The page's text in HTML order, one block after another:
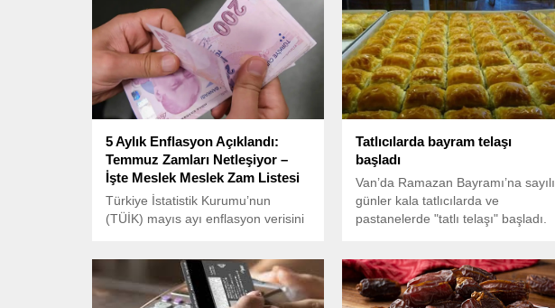
5 Aylık Enflasyon Açıklandı:
Temmuz Zamları Netleşiyor –
İşte Meslek Meslek Zam Listesi
Türkiye İstatistik Kurumu’nun
(TÜİK) mayıs ayı enflasyon verisini
Temmuz 2025 zammına ilişkin
hesaplamalar netleşmeye başladı.
Tatlıcılarda bayram telaşı
başladı
Van’da Ramazan Bayramı’na sayılı
günler kala tatlıcılarda ve
pastanelerde "tatlı telaşı" başladı.